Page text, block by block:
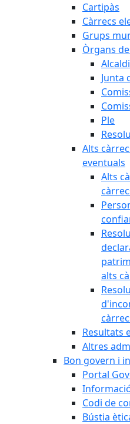
Cartipàs
Càrrecs
Grups
Òrgans
Junta
Ple
Alts
eventuals
Alts
alts
Resultats
Altres
Bon govern i
Portal
Codi de
Bústia